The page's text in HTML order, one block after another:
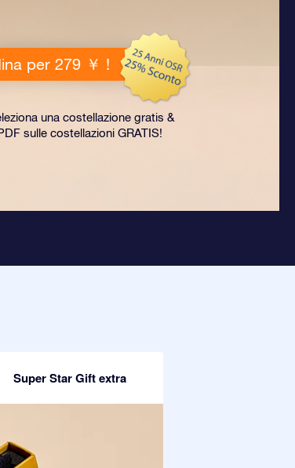
per 279 ￥ !
una costellazione gratis &
sulle costellazioni GRATIS!
Super Star Gift extra